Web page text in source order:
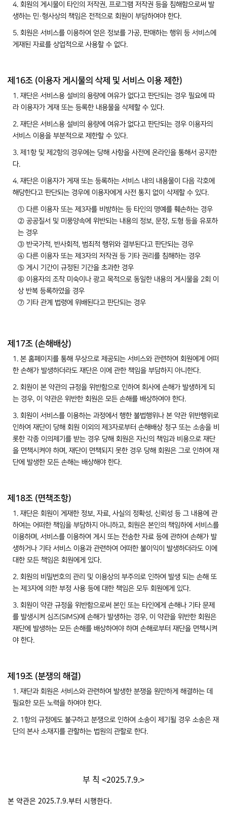
4. 회원의 게시물이 타인의 저작권, 프로그램 저작권 등을 침해함으로써 발
생하는 민·형사상의 책임은 전적으로 회원이 부담하여야 한다.
5. 회원은 서비스를 이용하여 얻은 정보를 가공, 판매하는 행위 등 서비스에
게재된 자료를 상업적으로 사용할 수 없다.
제16조 (이용자 게시물의 삭제 및 서비스 이용 제한)
1. 재단은 서비스용 설비의 용량에 여유가 없다고 판단되는 경우 필요에 따
라 이용자가 게재 또는 등록한 내용물을 삭제할 수 있다.
2. 재단은 서비스용 설비의 용량에 여유가 없다고 판단되는 경우 이용자의
서비스 이용을 부분적으로 제한할 수 있다.
3. 제1항 및 제2항의 경우에는 당해 사항을 사전에 온라인을 통해서 공지한
다.
4. 재단은 이용자가 게재 또는 등록하는 서비스 내의 내용물이 다음 각호에
해당한다고 판단되는 경우에 이용자에게 사전 통지 없이 삭제할 수 있다.
① 다른 이용자 또는 제3자를 비방하는 등 타인의 명예를 훼손하는 경우
② 공공질서 및 미풍양속에 위반되는 내용의 정보, 문장, 도형 등을 유포하
는 경우
③ 반국가적, 반사회적, 범죄적 행위와 결부된다고 판단되는 경우
④ 다른 이용자 또는 제3자의 저작권 등 기타 권리를 침해하는 경우
⑤ 게시 기간이 규정된 기간을 초과한 경우
⑥ 이용자의 조작 미숙이나 광고 목적으로 동일한 내용의 게시물을 2회 이
상 반복 등록하였을 경우
⑦ 기타 관계 법령에 위배된다고 판단되는 경우
제17조 (손해배상)
1. 본 홈페이지를 통해 무상으로 제공되는 서비스와 관련하여 회원에게 어떠
한 손해가 발생하더라도 재단은 이에 관한 책임을 부담하지 아니한다.
2. 회원이 본 약관의 규정을 위반함으로 인하여 회사에 손해가 발생하게 되
는 경우, 이 약관은 위반한 회원은 모든 손해를 배상하여야 한다.
3. 회원이 서비스를 이용하는 과정에서 행한 불법행위나 본 약관 위반행위로
인하여 재단이 당해 회원 이외의 제3자로부터 손해배상 청구 또는 소송을 비
롯한 각종 이의제기를 받는 경우 당해 회원은 자신의 책임과 비용으로 재단
을 면책시켜야 하며, 재단이 면책되지 못한 경우 당해 회원은 그로 인하여 재
단에 발생한 모든 손해는 배상해야 한다.
제18조 (면책조항)
1. 재단은 회원이 게재한 정보, 자료, 사실의 정확성, 신뢰성 등 그 내용에 관
하여는 어떠한 책임을 부담하지 아니하고, 회원은 본인의 책임하에 서비스를
이용하며, 서비스를 이용하여 게시 또는 전송한 자료 등에 관하여 손해가 발
생하거나 기타 서비스 이용과 관련하여 어떠한 불이익이 발생하더라도 이에
대한 모든 책임은 회원에게 있다.
2. 회원의 비밀번호의 관리 및 이용상의 부주의로 인하여 발생 되는 손해 또
는 제3자에 의한 부정 사용 등에 대한 책임은 모두 회원에게 있다.
3. 회원이 약관 규정을 위반함으로써 본인 또는 타인에게 손해나 기타 문제
를 발생시켜 심즈(SIMS)에 손해가 발생하는 경우, 이 약관을 위반한 회원은
재단에 발생하는 모든 손해를 배상하여야 하며 손해로부터 재단을 면책시켜
야 한다.
제19조 (분쟁의 해결)
1. 재단과 회원은 서비스와 관련하여 발생한 분쟁을 원만하게 해결하는 데
필요한 모든 노력을 하여야 한다.
2. 1항의 규정에도 불구하고 분쟁으로 인하여 소송이 제기될 경우 소송은 재
단의 본사 소재지를 관할하는 법원의 관할로 한다.
부 칙 <2025.7.9.>
본 약관은 2025.7.9.부터 시행한다.